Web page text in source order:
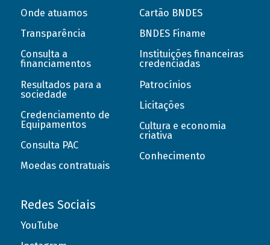
Onde atuamos
Transparência
Consulta a
financiamentos
Resultados para a
sociedade
Credenciamento de
Equipamentos
Consulta PAC
Moedas contratuais
Cartão BNDES
BNDES Finame
Instituições financeiras
credenciadas
Patrocínios
Licitações
Cultura e economia
criativa
Conhecimento
Redes Sociais
YouTube